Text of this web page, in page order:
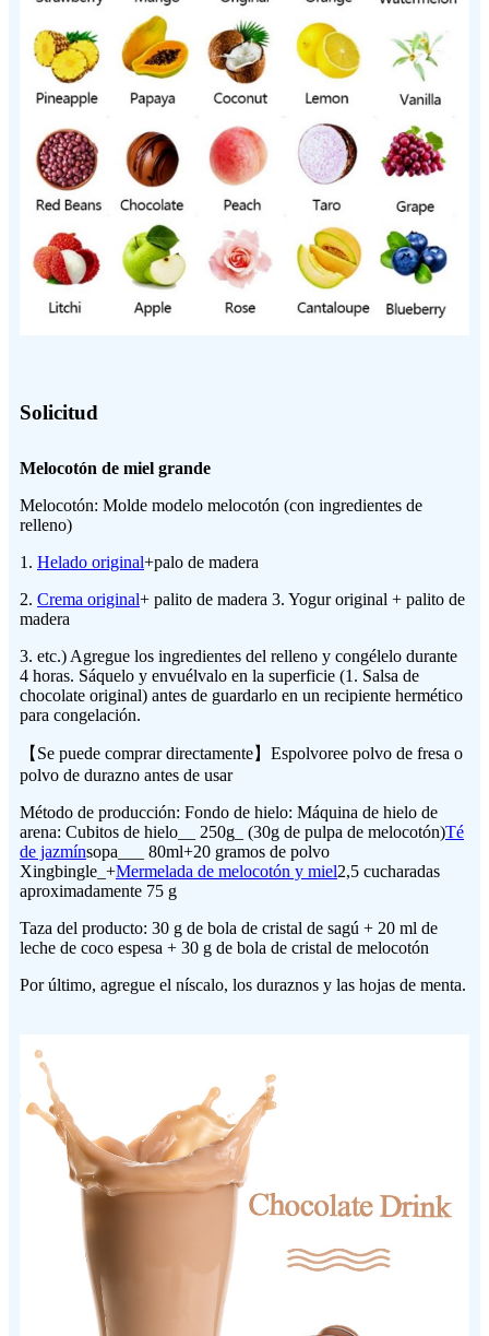
Solicitud
Melocotón de miel grande
Melocotón: Molde modelo melocotón (con ingredientes de
relleno)
1. Helado original+palo de madera
2. Crema original+ palito de madera 3. Yogur original + palito de
madera
3. etc.) Agregue los ingredientes del relleno y congélelo durante
4 horas. Sáquelo y envuélvalo en la superficie (1. Salsa de
chocolate original) antes de guardarlo en un recipiente hermético
para congelación.
【Se puede comprar directamente】Espolvoree polvo de fresa o
polvo de durazno antes de usar
Método de producción: Fondo de hielo: Máquina de hielo de
arena: Cubitos de hielo__ 250g_ (30g de pulpa de melocotón)Té
de jazmínsopa___ 80ml+20 gramos de polvo
Xingbingle_+Mermelada de melocotón y miel2,5 cucharadas
aproximadamente 75 g
Taza del producto: 30 g de bola de cristal de sagú + 20 ml de
leche de coco espesa + 30 g de bola de cristal de melocotón
Por último, agregue el níscalo, los duraznos y las hojas de menta.